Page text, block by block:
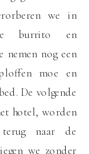
we in
burrito en
nemen nog een
moe en
De volgende
hotel, worden
naar de
we zonder